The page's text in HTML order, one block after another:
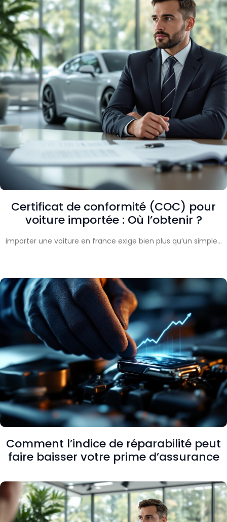
Certificat de conformité (COC) pour
voiture importée : Où l’obtenir ?
importer une voiture en france exige bien plus qu’un simple…
Comment l’indice de réparabilité peut
faire baisser votre prime d’assurance